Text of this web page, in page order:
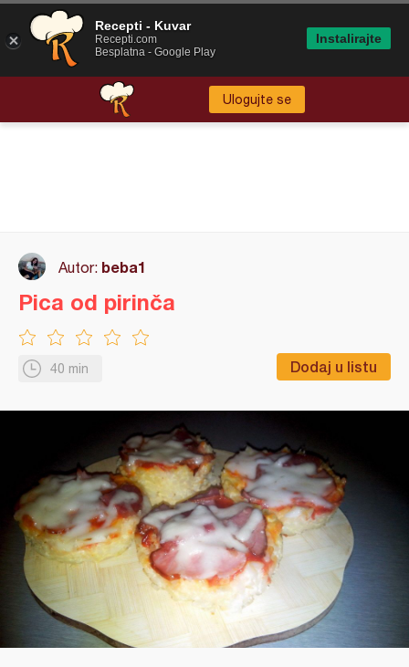
Ulogujte se
Autor: beba1
40 min Dodaj u listu
Pica od pirinča
Recepti - Kuvar
Recepti.com
Besplatna - Google Play
Instalirajte